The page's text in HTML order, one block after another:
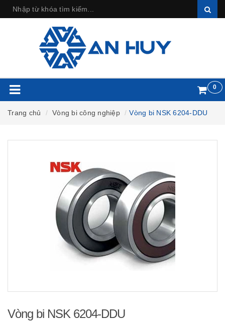
0
Trang chủ Vòng bi công nghiệp Vòng bi NSK 6204-DDU
Vòng bi NSK 6204-DDU